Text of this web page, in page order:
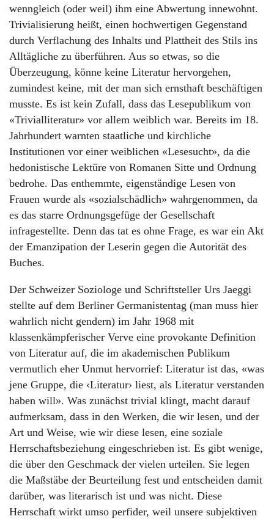
wenngleich (oder weil) ihm eine Abwertung innewohnt.
Trivialisierung heißt, einen hochwertigen Gegenstand
durch Verflachung des Inhalts und Plattheit des Stils ins
Alltägliche zu überführen. Aus so etwas, so die
Überzeugung, könne keine Literatur hervorgehen,
zumindest keine, mit der man sich ernsthaft beschäftigen
musste. Es ist kein Zufall, dass das Lesepublikum von
«Trivialliteratur» vor allem weiblich war. Bereits im 18.
Jahrhundert warnten staatliche und kirchliche
Institutionen vor einer weiblichen «Lesesucht», da die
hedonistische Lektüre von Romanen Sitte und Ordnung
bedrohe. Das enthemmte, eigenständige Lesen von
Frauen wurde als «sozialschädlich» wahrgenommen, da
es das starre Ordnungsgefüge der Gesellschaft
infragestellte. Denn das tat es ohne Frage, es war ein Akt
der Emanzipation der Leserin gegen die Autorität des
Buches.
Der Schweizer Soziologe und Schriftsteller Urs Jaeggi
stellte auf dem Berliner Germanistentag (man muss hier
wahrlich nicht gendern) im Jahr 1968 mit
klassenkämpferischer Verve eine provokante Definition
von Literatur auf, die im akademischen Publikum
vermutlich eher Unmut hervorrief: Literatur ist das, «was
jene Gruppe, die ‹Literatur› liest, als Literatur verstanden
haben will». Was zunächst trivial klingt, macht darauf
aufmerksam, dass in den Werken, die wir lesen, und der
Art und Weise, wie wir diese lesen, eine soziale
Herrschaftsbeziehung eingeschrieben ist. Es gibt wenige,
die über den Geschmack der vielen urteilen. Sie legen
die Maßstäbe der Beurteilung fest und entscheiden damit
darüber, was literarisch ist und was nicht. Diese
Herrschaft wirkt umso perfider, weil unsere subjektiven